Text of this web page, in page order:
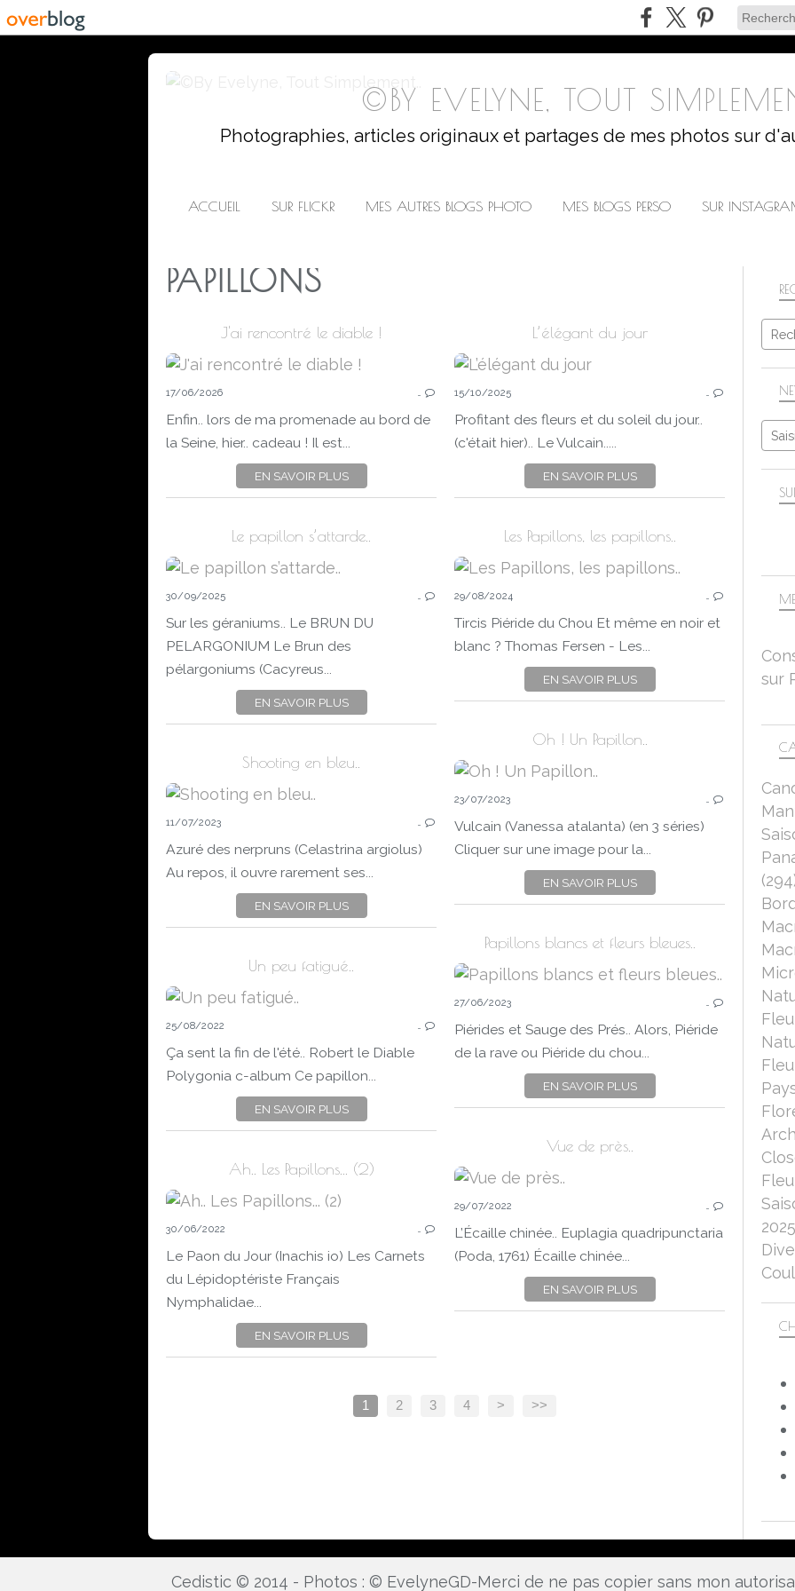
©BY EVELYNE, TOUT
Photographies, articles originaux et partages de mes photos sur
ACCUEIL SUR FLICKR MES AUTRES BLOGS PHOTO MES BLOGS PERSO SUR
PAPILLONS
J'ai rencontré le diable !
PAPILLONS
MACRO-PROXI
17/06/2026 …
Enfin.. lors de ma promenade au bord de
la Seine, hier.. cadeau ! Il est...
EN SAVOIR PLUS
L’élégant du jour
15/10/2025 …
Profitant des fleurs et du soleil du jour..
(c'était hier).. Le Vulcain.....
EN SAVOIR PLUS
Le papillon s’attarde..
NATURE
AUTOMNE
MACRO-PROXI
PANASONIC LUMIX DC-FZ 1000 II
30/09/2025 …
Sur les géraniums.. Le BRUN DU
PELARGONIUM Le Brun des
pélargoniums (Cacyreus...
EN SAVOIR PLUS
Les Papillons, les papillons..
29/08/2024 …
Tircis Piéride du Chou Et même en noir et
blanc ? Thomas Fersen - Les...
EN SAVOIR PLUS
Oh ! Un Papillon..
23/07/2023 …
Vulcain (Vanessa atalanta) (en 3 séries)
Cliquer sur une image pour la...
EN SAVOIR PLUS
Shooting en bleu..
NATURE
MACRO
CANON EOS 750D
11/07/2023 …
Azuré des nerpruns (Celastrina argiolus)
Au repos, il ouvre rarement ses...
EN SAVOIR PLUS
Papillons blancs et fleurs bleues..
27/06/2023 …
Piérides et Sauge des Prés.. Alors, Piéride
de la rave ou Piéride du chou...
EN SAVOIR PLUS
Un peu fatigué..
NATURE
SAISON
CANON EOS 750D
25/08/2022 …
Ça sent la fin de l'été.. Robert le Diable
Polygonia c-album Ce papillon...
EN SAVOIR PLUS
Vue de près..
29/07/2022 …
L’Écaille chinée.. Euplagia quadripunctaria
(Poda, 1761) Écaille chinée...
EN SAVOIR PLUS
Ah.. Les Papillons... (2)
NATURE
CANON EOS 750D
MACRO
30/06/2022 …
Le Paon du Jour (Inachis io) Les Carnets
du Lépidoptériste Français
Nymphalidae...
EN SAVOIR PLUS
1 2 3 4 > >>
2025
sur
Cedistic © 2014 - Photos : © EvelyneGD-Merci de ne pas copier sans mon